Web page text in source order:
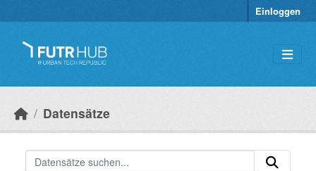
Einloggen
Datensätze